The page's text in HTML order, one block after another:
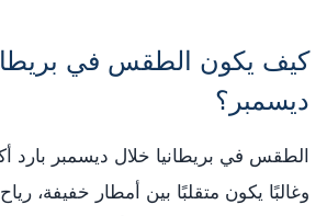
كيف يكون الطقس في
ديسمبر؟
الطقس في بريطانيا خلال ديسمبر بارد
وغالبًا يكون متقلبًا بين أمطار خفيفة،